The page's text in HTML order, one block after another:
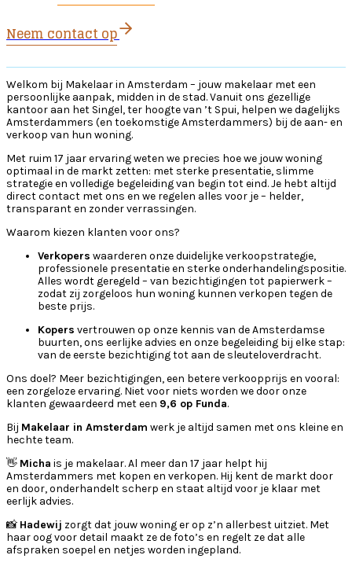
Neem contact op
Welkom bij Makelaar in Amsterdam – jouw makelaar met een
persoonlijke aanpak, midden in de stad. Vanuit ons gezellige
kantoor aan het Singel, ter hoogte van ’t Spui, helpen we dagelijks
Amsterdammers (en toekomstige Amsterdammers) bij de aan- en
verkoop van hun woning.
Met ruim 17 jaar ervaring weten we precies hoe we jouw woning
optimaal in de markt zetten: met sterke presentatie, slimme
strategie en volledige begeleiding van begin tot eind. Je hebt altijd
direct contact met ons en we regelen alles voor je – helder,
transparant en zonder verrassingen.
Waarom kiezen klanten voor ons?
Verkopers waarderen onze duidelijke verkoopstrategie,
professionele presentatie en sterke onderhandelingspositie.
Alles wordt geregeld – van bezichtigingen tot papierwerk –
zodat zij zorgeloos hun woning kunnen verkopen tegen de
beste prijs.
Kopers vertrouwen op onze kennis van de Amsterdamse
buurten, ons eerlijke advies en onze begeleiding bij elke stap:
van de eerste bezichtiging tot aan de sleuteloverdracht.
Ons doel? Meer bezichtigingen, een betere verkoopprijs en vooral:
een zorgeloze ervaring. Niet voor niets worden we door onze
klanten gewaardeerd met een 9,6 op Funda.
Bij Makelaar in Amsterdam werk je altijd samen met ons kleine en
hechte team.
👋 Micha is je makelaar. Al meer dan 17 jaar helpt hij
Amsterdammers met kopen en verkopen. Hij kent de markt door
en door, onderhandelt scherp en staat altijd voor je klaar met
eerlijk advies.
📸 Hadewij zorgt dat jouw woning er op z’n allerbest uitziet. Met
haar oog voor detail maakt ze de foto’s en regelt ze dat alle
afspraken soepel en netjes worden ingepland.